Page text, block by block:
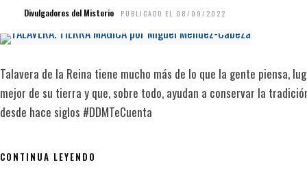
Divulgadores del Misterio PUBLICADO EL 08/09/2022
Talavera de la Reina tiene mucho más de lo que la gente piensa,
mejor de su tierra y que, sobre todo, ayudan a conservar la
desde hace siglos #DDMTeCuenta
CONTINUA LEYENDO